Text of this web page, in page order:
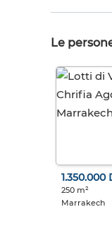
Le
1.350.000
250 m²
Marrakech